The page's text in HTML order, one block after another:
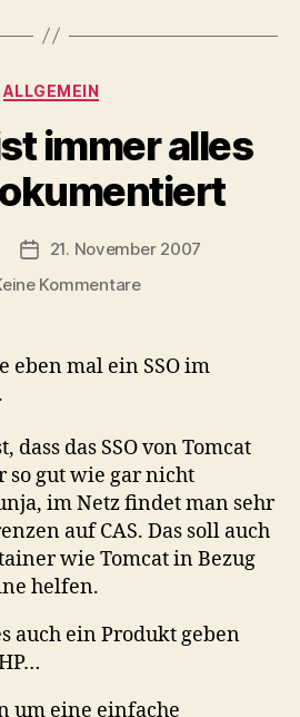
Kategorien
ALLGEMEIN
immer alles
Veröffentlichungsdatum
21. November 2007
Kommentarezu
immer
dokumentiert
eben mal ein SSO im
dass das SSO von Tomcat
so gut wie gar nicht
im Netz findet man sehr
auf CAS. Das soll auch
wie Tomcat in Bezug
helfen.
auch ein Produkt geben
um eine einfache